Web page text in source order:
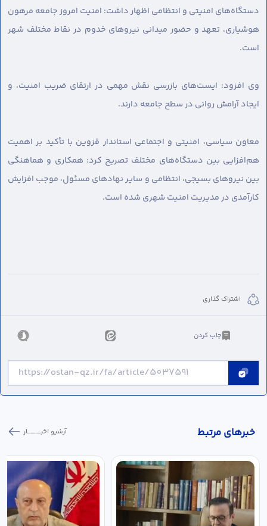
دستگاه‌های امنیتی و انتظامی اظهار داشت: امنیت امروز جامعه مرهون
هوشیاری، تعهد و حضور میدانی نیروهای خدوم در نقاط مختلف شهر
است.
وی افزود: ایست‌های بازرسی نقش مهمی در ارتقای ضریب امنیت، و
ایجاد آرامش روانی در سطح جامعه دارند.
معاون سیاسی، امنیتی و اجتماعی استاندار قزوین با تأکید بر اهمیت
هم‌افزایی بین دستگاه‌های مختلف تصریح کرد: همکاری و هماهنگی
بین نیروهای بسیجی، انتظامی و سایر نهادهای مسئول، موجب افزایش
کارآمدی در مدیریت امنیت شهری شده است.
اشتراک گذاری
چاپ کردن
خبر‌های مرتبط آرشیو اخبـــــــــــار